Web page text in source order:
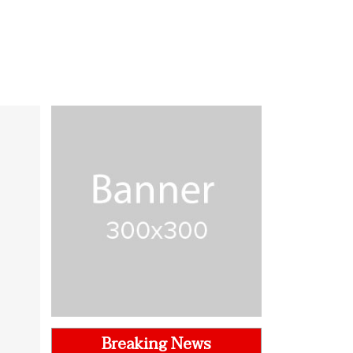
Breaking News